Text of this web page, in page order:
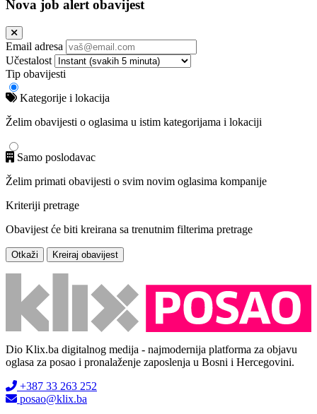
Nova job alert obavijest
Email adresa
Učestalost
Tip obavijesti
Kategorije i lokacija
Želim obavijesti o oglasima u istim kategorijama i lokaciji
Samo poslodavac
Želim primati obavijesti o svim novim oglasima kompanije
Kriteriji pretrage
Obavijest će biti kreirana sa trenutnim filterima pretrage
Otkaži Kreiraj obavijest
Dio Klix.ba digitalnog medija - najmodernija platforma za objavu
oglasa za posao i pronalaženje zaposlenja u Bosni i Hercegovini.
+387 33 263 252
posao@klix.ba